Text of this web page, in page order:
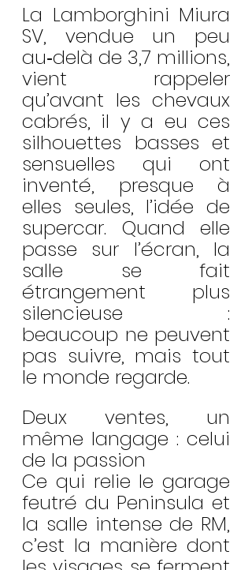
La Lamborghini Miura
SV, vendue un peu
au‑delà de 3,7 millions,
vient rappeler
qu’avant les chevaux
cabrés, il y a eu ces
silhouettes basses et
sensuelles qui ont
inventé, presque à
elles seules, l’idée de
supercar. Quand elle
passe sur l’écran, la
salle se fait
étrangement plus
silencieuse :
beaucoup ne peuvent
pas suivre, mais tout
le monde regarde.
Deux ventes, un
même langage : celui
de la passion
Ce qui relie le garage
feutré du Peninsula et
la salle intense de RM,
c’est la manière dont